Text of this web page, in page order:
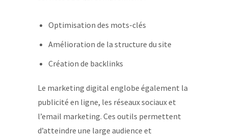
Optimisation des mots-clés
Amélioration de la structure du site
Création de backlinks
Le marketing digital englobe également la
publicité en ligne, les réseaux sociaux et
l’email marketing. Ces outils permettent
d’atteindre une large audience et